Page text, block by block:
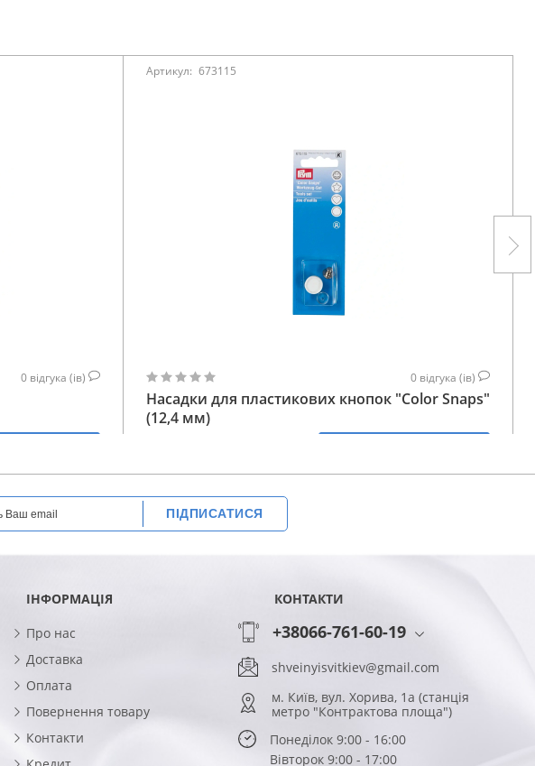
0 відгука (ів)
Артикул: 673115
0 відгука (ів)
Насадки для пластикових кнопок "Color Snaps"
(12,4 мм)
ПІДПИСАТИСЯ
ІНФОРМАЦІЯ
Про нас
Доставка
Оплата
Повернення товару
Контакти
КОНТАКТИ
+38066-761-60-19
shveinyisvitkiev@gmail.com
м. Київ, вул. Хорива, 1а (станція
метро "Контрактова площа")
Понеділок 9:00 - 16:00
Вівторок 9:00 - 17:00